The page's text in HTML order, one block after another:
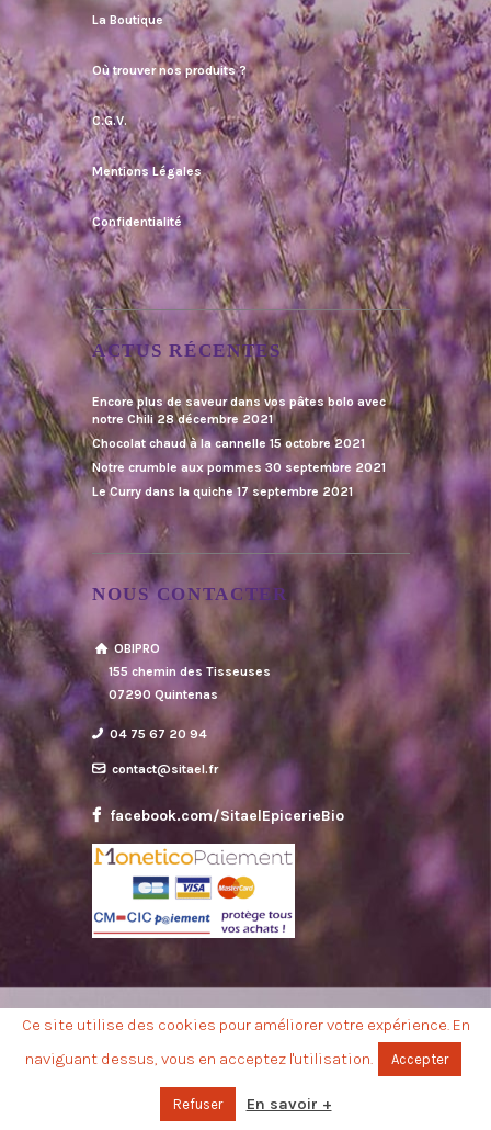
La Boutique
Où trouver nos produits ?
C.G.V.
Mentions Légales
Confidentialité
ACTUS RÉCENTES
Encore plus de saveur dans vos pâtes bolo avec
notre Chili 28 décembre 2021
Chocolat chaud à la cannelle 15 octobre 2021
Notre crumble aux pommes 30 septembre 2021
Le Curry dans la quiche 17 septembre 2021
NOUS CONTACTER
OBIPRO
155 chemin des Tisseuses
07290 Quintenas
04 75 67 20 94
contact@sitael.fr
facebook.com/SitaelEpicerieBio
réservés. | Ce site e-commerce est une
réalisation "Made in Ardèche"
Ce site utilise des cookies pour améliorer votre expérience. En
naviguant dessus, vous en acceptez l'utilisation.
Accepter
Refuser En savoir +